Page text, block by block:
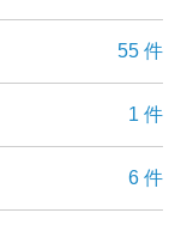
55 件
1 件
6 件